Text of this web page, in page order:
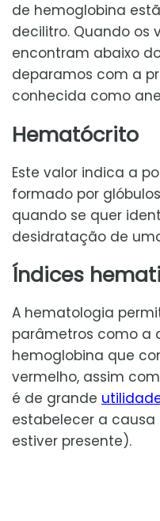
de hemoglobina
decilitro. Quando os
encontram abaixo
deparamos com a
conhecida como
Hematócrito
Este valor indica a
formado por
quando se quer
desidratação de
Índices
A hematologia
parâmetros como a
hemoglobina que
vermelho, assim
é de grande
estabelecer a
estiver presente).